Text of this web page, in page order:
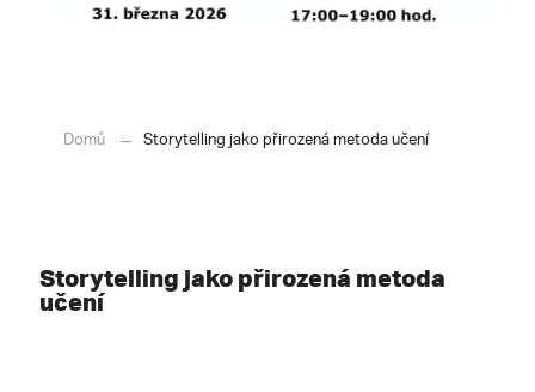
Domů Storytelling jako přirozená metoda učení
Storytelling jako přirozená metoda
učení